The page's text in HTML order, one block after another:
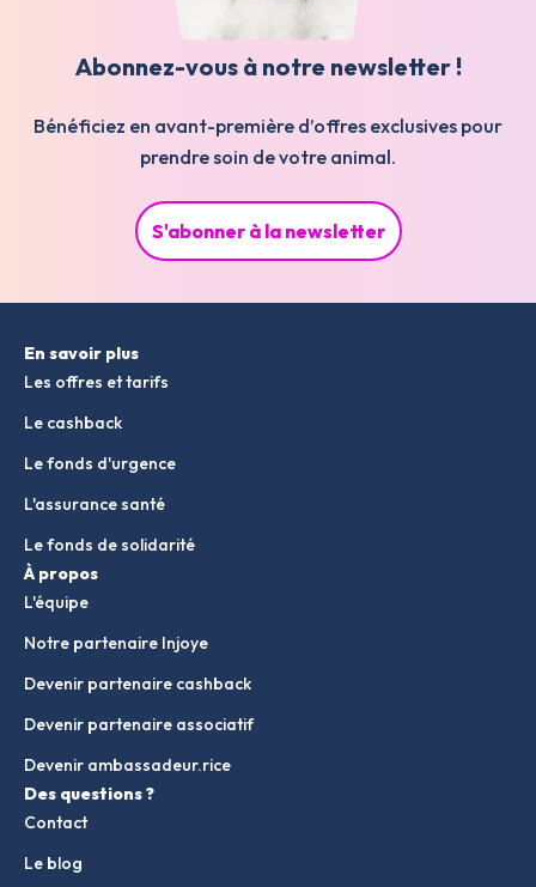
Abonnez-vous à notre newsletter !
Bénéficiez en avant-première d’offres exclusives pour
prendre soin de votre animal.
S'abonner à la newsletter
En savoir plus
Les offres et tarifs
Le cashback
Le fonds d'urgence
L'assurance santé
Le fonds de solidarité
À propos
L'équipe
Notre partenaire Injoye
Devenir partenaire cashback
Devenir partenaire associatif
Devenir ambassadeur.rice
Des questions ?
Contact
Le blog